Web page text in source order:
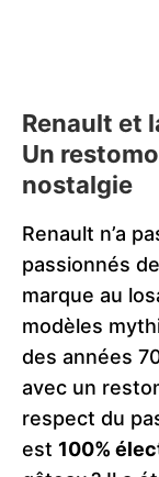
Renault et
Un
nostalgie
Renault n’a
passionnés
marque au
modèles
des années
avec un
respect du
est 100%